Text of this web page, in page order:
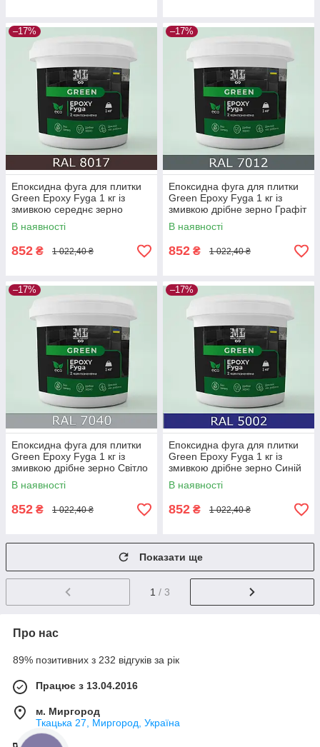
–17%
Епоксидна фуга для плитки
Green Epoxy Fyga 1 кг із
змивкою середнє зерно
Шоколадно-коричневий
В наявності
852 ₴ 1 022,40 ₴
–17%
Епоксидна фуга для плитки
Green Epoxy Fyga 1 кг із
змивкою дрібне зерно Графіт
В наявності
852 ₴ 1 022,40 ₴
–17%
Епоксидна фуга для плитки
Green Epoxy Fyga 1 кг із
змивкою дрібне зерно Світло
сірий
В наявності
852 ₴ 1 022,40 ₴
–17%
Епоксидна фуга для плитки
Green Epoxy Fyga 1 кг із
змивкою дрібне зерно Синій
В наявності
852 ₴ 1 022,40 ₴
Показати ще
1 / 3
Про нас
89% позитивних з 232 відгуків за рік
Працює з 13.04.2016
м. Миргород
Ткацька 27, Миргород, Україна